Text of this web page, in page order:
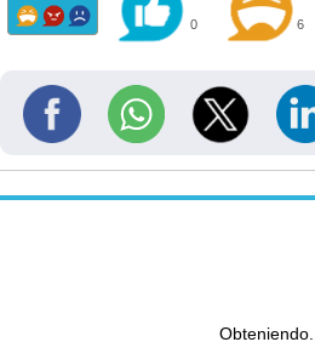
0 6
Obteniendo...